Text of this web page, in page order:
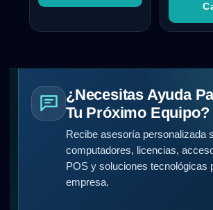
¿Necesitas Ayuda
Tu Próximo Equipo?
Recibe asesoría personalizada
computadores, licencias,
POS y soluciones tecnológicas
empresa.